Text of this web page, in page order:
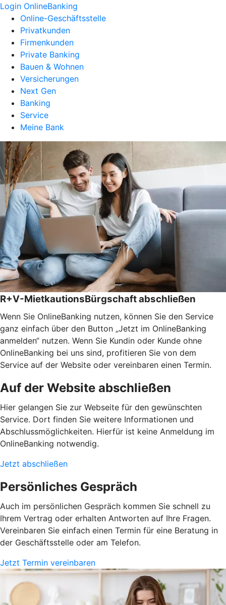
Login OnlineBanking
Online-Geschäftsstelle
Privatkunden
Firmenkunden
Private Banking
Bauen & Wohnen
Versicherungen
Next Gen
Banking
Service
Meine Bank
R+V-MietkautionsBürgschaft abschließen
Wenn Sie OnlineBanking nutzen, können Sie den Service
ganz einfach über den Button „Jetzt im OnlineBanking
anmelden“ nutzen. Wenn Sie Kundin oder Kunde ohne
OnlineBanking bei uns sind, profitieren Sie von dem
Service auf der Website oder vereinbaren einen Termin.
Auf der Website abschließen
Hier gelangen Sie zur Webseite für den gewünschten
Service. Dort finden Sie weitere Informationen und
Abschlussmöglichkeiten. Hierfür ist keine Anmeldung im
OnlineBanking notwendig.
Jetzt abschließen
Persönliches Gespräch
Auch im persönlichen Gespräch kommen Sie schnell zu
Ihrem Vertrag oder erhalten Antworten auf Ihre Fragen.
Vereinbaren Sie einfach einen Termin für eine Beratung in
der Geschäftsstelle oder am Telefon.
Jetzt Termin vereinbaren